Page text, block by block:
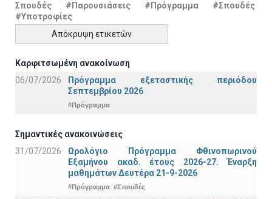
Σπουδές
#Παρουσιάσεις #Πρόγραμμα
#Σπουδές
#Υποτροφίες
Απόκρυψη ετικετών
Καρφιτσωμένη ανακοίνωση
06/07/2026
Πρόγραμμα εξεταστικής περιόδου
Σεπτεμβρίου 2026
#Πρόγραμμα
Σημαντικές ανακοινώσεις
31/07/2026
Ωρολόγιο Πρόγραμμα Φθινοπωρινού
Εξαμήνου ακαδ. έτους 2026-27. Έναρξη
μαθημάτων Δευτέρα 21-9-2026
#Πρόγραμμα #Σπουδές